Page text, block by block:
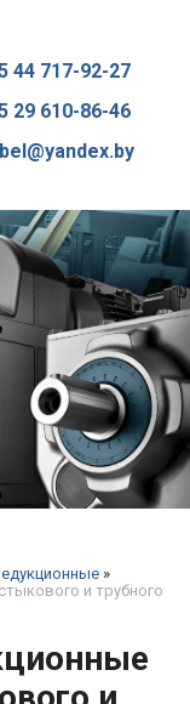
44 717-92-27
29 610-86-46
»
и трубного